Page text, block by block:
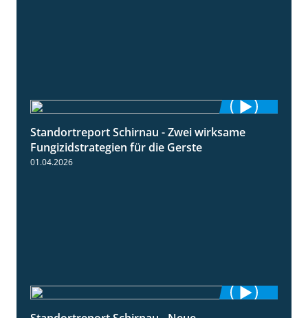
4:27
Standortreport Schirnau - Zwei wirksame
Fungizidstrategien für die Gerste
01.04.2026